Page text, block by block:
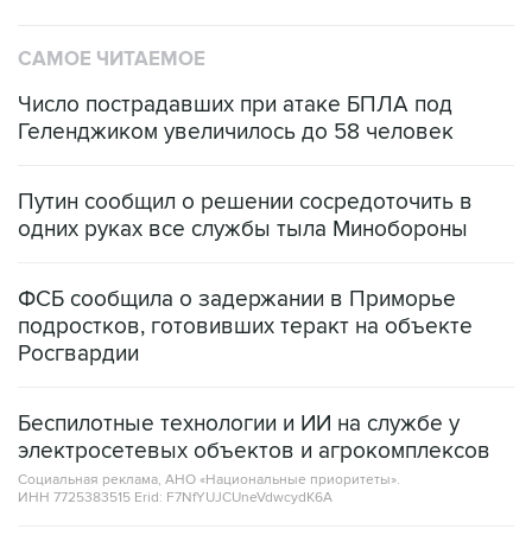
САМОЕ ЧИТАЕМОЕ
Число пострадавших при атаке БПЛА под
Геленджиком увеличилось до 58 человек
Путин сообщил о решении сосредоточить в
одних руках все службы тыла Минобороны
ФСБ сообщила о задержании в Приморье
подростков, готовивших теракт на объекте
Росгвардии
Беспилотные технологии и ИИ на службе у
электросетевых объектов и агрокомплексов
Социальная реклама, АНО «Национальные приоритеты».
ИНН 7725383515 Erid: F7NfYUJCUneVdwcydK6A